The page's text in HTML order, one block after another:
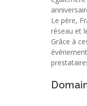
Le père,
réseau et
Grâce à